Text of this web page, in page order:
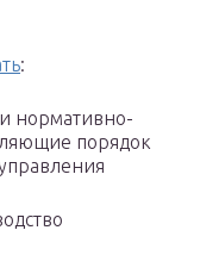
:
нормативно-
порядок